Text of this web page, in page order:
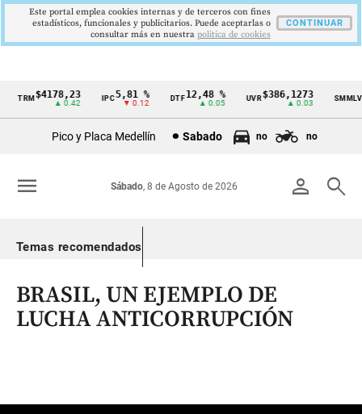
Cintillo
Colombia
TRM$4178,23
▲ 0.42
5,81 %
▼ 0.12
DTF12,48 %
▲ 0.05
UVR$386,1273
▲ 0.03
SMMLV
Pico y Placa Medellín Sabado no no
person search
Sábado, 8 de Agosto de 2026
menu
Temas recomendados
BRASIL, UN EJEMPLO DE
LUCHA ANTICORRUPCIÓN
Este portal emplea cookies internas y de terceros con fines
estadísticos, funcionales y publicitarios. Puede aceptarlas o
consultar más en nuestra politica de cookies
CONTINUAR